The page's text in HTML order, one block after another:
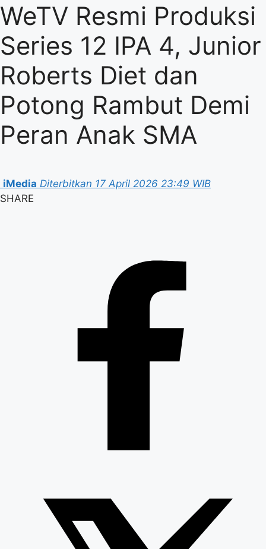
WeTV Resmi Produksi
Series 12 IPA 4, Junior
Roberts Diet dan
Potong Rambut Demi
Peran Anak SMA
iMedia Diterbitkan 17 April 2026 23:49 WIB
SHARE